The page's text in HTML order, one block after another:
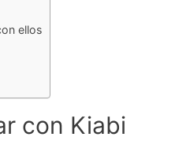
ellos
con Kiabi